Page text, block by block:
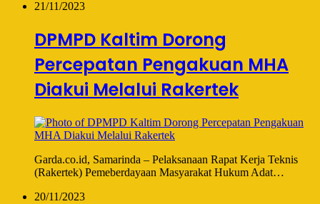
21/11/2023
DPMPD Kaltim Dorong
Percepatan Pengakuan MHA
Diakui Melalui Rakertek
Garda.co.id, Samarinda – Pelaksanaan Rapat Kerja Teknis
(Rakertek) Pemeberdayaan Masyarakat Hukum Adat…
20/11/2023